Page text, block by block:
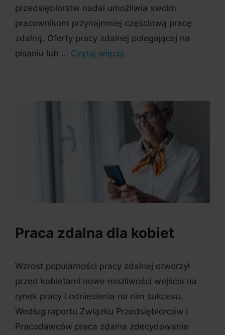
przedsiębiorstw nadal umożliwia swoim
pracownikom przynajmniej częściową pracę
zdalną. Oferty pracy zdalnej polegającej na
pisaniu lub … Czytaj więcej
Praca zdalna dla kobiet
Wzrost popularności pracy zdalnej otworzył
przed kobietami nowe możliwości wejścia na
rynek pracy i odniesienia na nim sukcesu.
Według raportu Związku Przedsiębiorców i
Pracodawców praca zdalna zdecydowanie